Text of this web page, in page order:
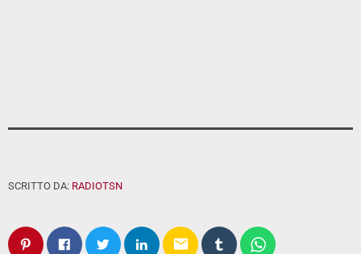
SCRITTO DA: RADIOTSN
email